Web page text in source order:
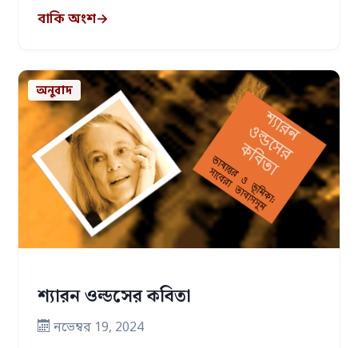
বাকি অংশ→
অনুবাদ
শ্যারন ওল্ডসের কবিতা
নভেম্বর 19, 2024